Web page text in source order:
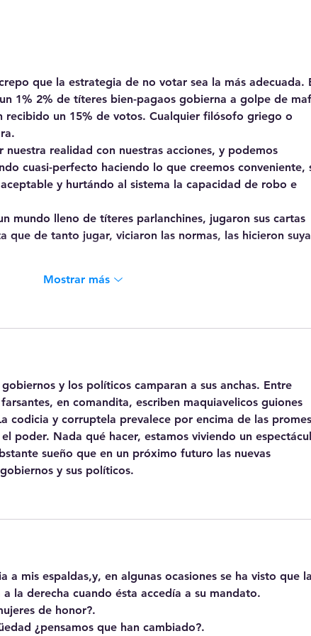
El
que la estrategia de no votar sea la más adecuada.
1% 2% de títeres bien-pagaos gobierna a golpe de
recibido un 15% de votos. Cualquier filósofo griego o
realidad con nuestras acciones, y podemos
cuasi-perfecto haciendo lo que creemos conveniente,
y hurtándo al sistema la capacidad de robo e
mundo lleno de títeres parlanchines, jugaron sus cartas
que de tanto jugar, viciaron las normas, las hicieron
Mostrar más
y los políticos camparan a sus anchas. Entre
en comandita, escriben maquiavelicos guiones
codicia y corruptela prevalece por encima de las
poder. Nada qué hacer, estamos viviendo un
sueño que en un próximo futuro las nuevas
y sus políticos.
a mis espaldas,y, en algunas ocasiones se ha visto que la
la derecha cuando ésta accedía a su mandato.
de honor?.
¿pensamos que han cambiado?.